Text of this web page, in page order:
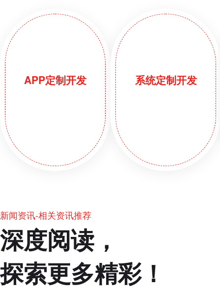
APP定制开发 系统定制开发
新闻资讯-相关资讯推荐
深度阅读，
探索更多精彩！